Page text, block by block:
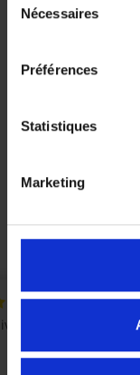
Nécessaires
Préférences
Statistiques
Marketing
Tour de cou